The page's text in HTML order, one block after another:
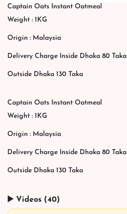
Captain Oats Instant Oatmeal
Weight : 1KG
Origin : Malaysia
Delivery Charge Inside Dhaka 80 Taka
Outside Dhaka 130 Taka
Captain Oats Instant Oatmeal
Weight : 1KG
Origin : Malaysia
Delivery Charge Inside Dhaka 80 Taka
Outside Dhaka 130 Taka
▶️ Videos (40)